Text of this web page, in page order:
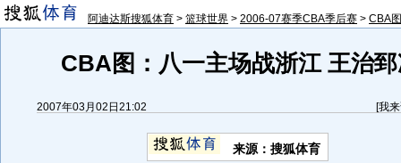
阿迪达斯搜狐体育 > 篮球世界 > 2006-07赛季CBA季后赛 > CBA
CBA图：八一主场战浙江 王治
2007年03月02日21:02 [我
来源：搜狐体育